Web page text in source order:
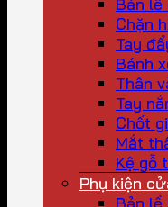
Chặn
Tay
Bánh
Thân
Tay
Chốt
Mắt
Kệ gỗ
Phụ kiện
Bản lề